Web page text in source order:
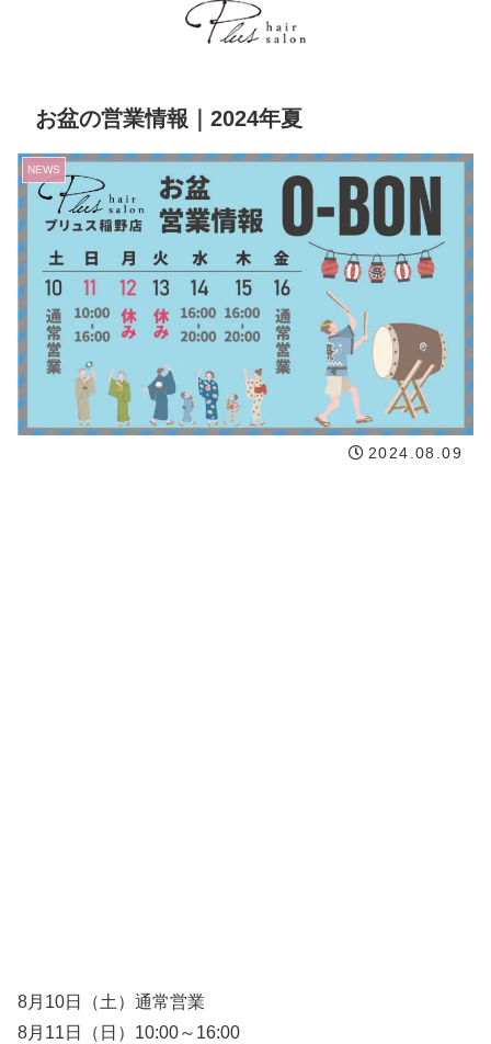
お盆の営業情報｜2024年夏
NEWS
2024.08.09
8月10日（土）通常営業
8月11日（日）10:00～16:00